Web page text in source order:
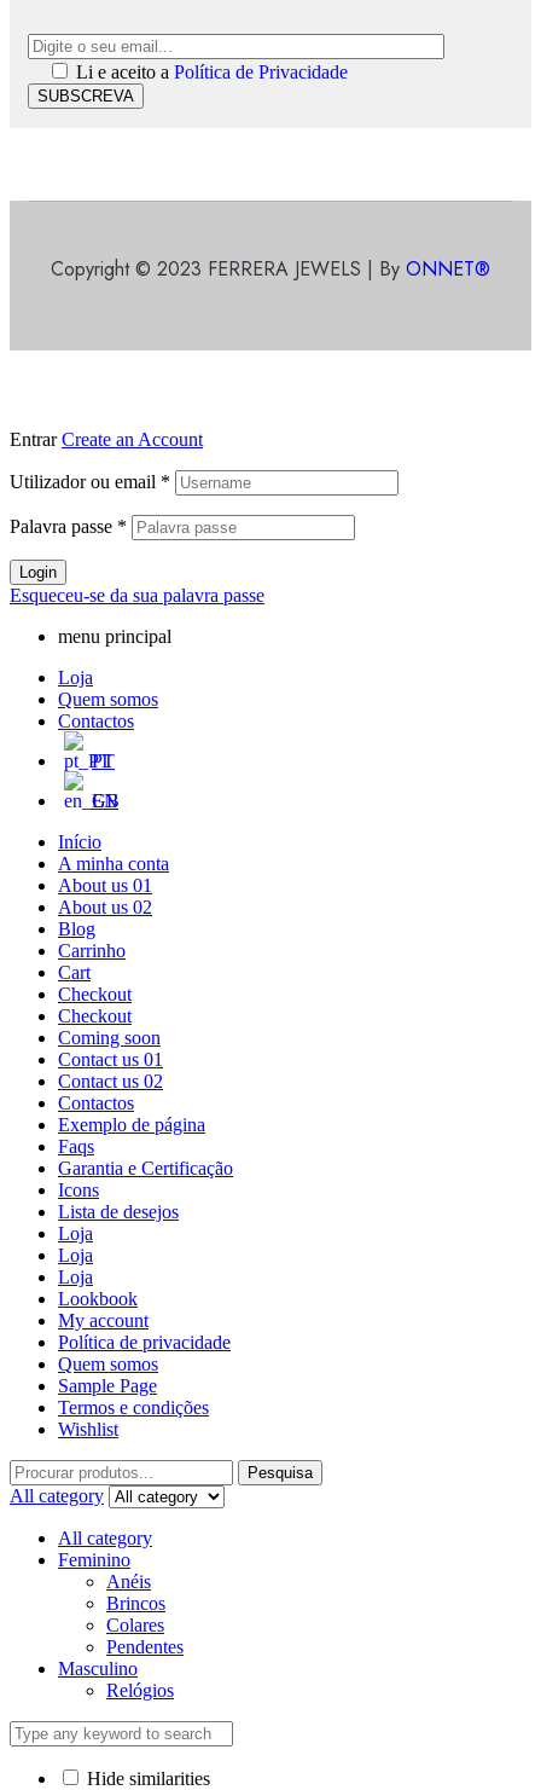
Li e aceito a Política de Privacidade
SUBSCREVA
Copyright © 2023 FERRERA JEWELS | By ONNET®
Entrar Create an Account
Utilizador ou email *
Palavra passe *
Login
Esqueceu-se da sua palavra passe
menu principal
Loja
Quem somos
Contactos
PT
EN
Início
A minha conta
About us 01
About us 02
Blog
Carrinho
Cart
Checkout
Checkout
Coming soon
Contact us 01
Contact us 02
Contactos
Exemplo de página
Faqs
Garantia e Certificação
Icons
Lista de desejos
Loja
Loja
Loja
Lookbook
My account
Política de privacidade
Quem somos
Sample Page
Termos e condições
Wishlist
Pesquisa
All category
All category
Feminino
Anéis
Brincos
Colares
Pendentes
Masculino
Relógios
Hide similarities